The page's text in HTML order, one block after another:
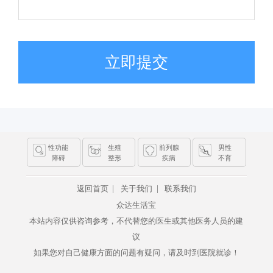
立即提交
性功能
障碍
生殖
整形
前列腺
疾病
男性
不育
返回首页 | 关于我们 |
联系我们
众达生活宝
本站内容仅供咨询参考，不代替您的医生或其他医务人员的建
议
如果您对自己健康方面的问题有疑问，请及时到医院就诊！